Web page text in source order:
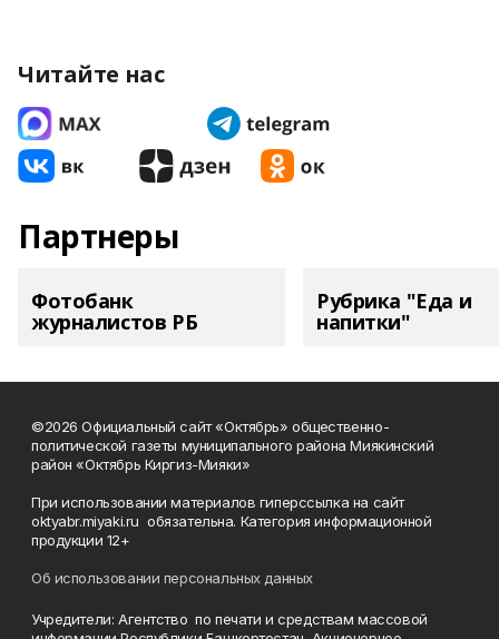
Читайте нас
Партнеры
Фотобанк
журналистов РБ
Рубрика "Еда и
напитки"
©2026 Официальный сайт «Октябрь» общественно-
политической газеты муниципального района Миякинский
район «Октябрь Киргиз-Мияки»
При использовании материалов гиперссылка на сайт
oktyabr.miyaki.ru обязательна. Категория информационной
продукции 12+
Об использовании персональных данных
Учредители: Агентство по печати и средствам массовой